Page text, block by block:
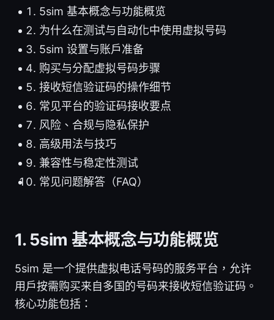
5sim 基本概念与功能概览
为什么在测试与自动化中使用虚拟号码
5sim 设置与账户准备
购买与分配虚拟号码步骤
接收短信验证码的操作细节
常见平台的验证码接收要点
风险、合规与隐私保护
高级用法与技巧
兼容性与稳定性测试
常见问题解答（FAQ）
1. 5sim 基本概念与功能概览
5sim 是一个提供虚拟电话号码的服务平台，允许
用户按需购买来自多国的号码来接收短信验证码。
核心功能包括：